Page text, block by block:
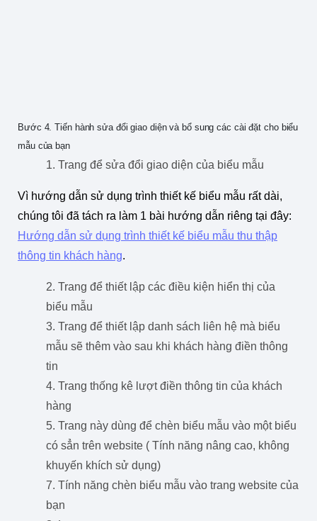
Bước 4. Tiến hành sửa đổi giao diện và bổ sung các cài đặt cho biểu
mẫu của bạn
1. Trang để sửa đổi giao diện của biểu mẫu
Vì hướng dẫn sử dụng trình thiết kế biểu mẫu rất dài,
chúng tôi đã tách ra làm 1 bài hướng dẫn riêng tại đây:
Hướng dẫn sử dụng trình thiết kế biểu mẫu thu thập
thông tin khách hàng.
2. Trang để thiết lập các điều kiện hiển thị của
biểu mẫu
3. Trang để thiết lập danh sách liên hệ mà biểu
mẫu sẽ thêm vào sau khi khách hàng điền thông
tin
4. Trang thống kê lượt điền thông tin của khách
hàng
5. Trang này dùng để chèn biểu mẫu vào một biểu
có sẳn trên website ( Tính năng nâng cao, không
khuyến khích sử dụng)
7. Tính năng chèn biểu mẫu vào trang website của
bạn